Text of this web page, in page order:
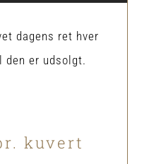
dagens ret hver
den er udsolgt.
kuvert